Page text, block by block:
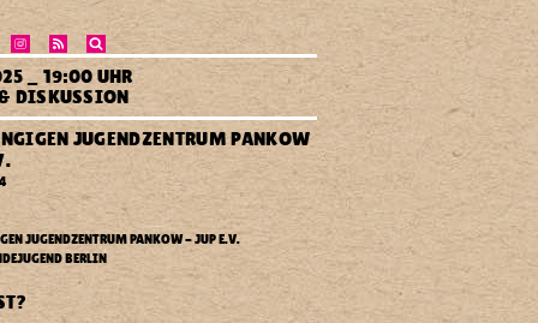
_ 19:00 UHR
DISKUSSION
JUGENDZENTRUM PANKOW
JUGENDZENTRUM PANKOW - JUP E.V.
BERLIN